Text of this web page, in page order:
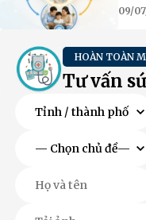
09/
HOÀN TOÀN
Tư vấn